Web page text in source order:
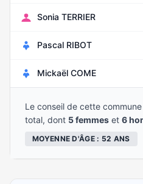
Sonia TERRIER
Pascal RIBOT
Mickaël COME
Le conseil de cette
total, dont 5 femmes et 6
MOYENNE D'ÂGE : 52 ANS